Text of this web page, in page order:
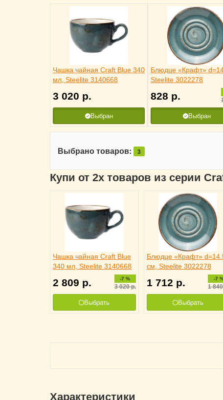
Чашка чайная Craft Blue 340
мл, Steelite 3140668
3 020 р.
Выбран
Блюдце «Крафт»
Steelite 3022278
828 р.
Выбран
Выбрано товаров: 3
Купи от 2х товаров из серии
Чашка чайная Craft Blue
340 мл, Steelite 3140668
2 809 р. -7 %
3 020р.
Выбрать
Блюдце «Крафт»
см, Steelite 3022278
1 712 р. -7
1
Выбрать
Характеристики